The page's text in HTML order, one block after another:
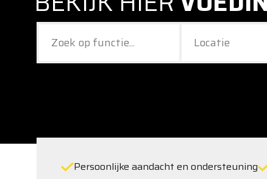
Persoonlijke aandacht en ondersteuning